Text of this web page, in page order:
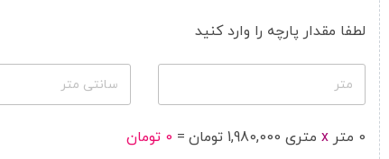
لطفا مقدار پارچه را وارد کنید
متر سانتی متر
0 متر x متری 1,980,000 تومان =
0 تومان